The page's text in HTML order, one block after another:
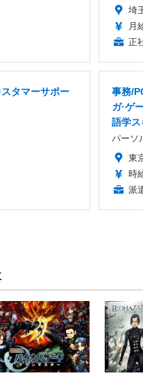
埼
月
正
タマーサポー
事務/
ガ·ゲ
語学
パーソ
東
時
派